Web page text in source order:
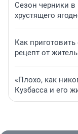
Сезон черники
хрустящего
Как
рецепт от
«Плохо, как
Кузбасса и его